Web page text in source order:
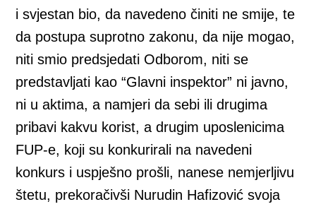
i svjestan bio, da navedeno činiti ne smije, te
da postupa suprotno zakonu, da nije mogao,
niti smio predsjedati Odborom, niti se
predstavljati kao “Glavni inspektor” ni javno,
ni u aktima, a namjeri da sebi ili drugima
pribavi kakvu korist, a drugim uposlenicima
FUP-e, koji su konkurirali na navedeni
konkurs i uspješno prošli, nanese nemjerljivu
štetu, prekoračivši Nurudin Hafizović svoja